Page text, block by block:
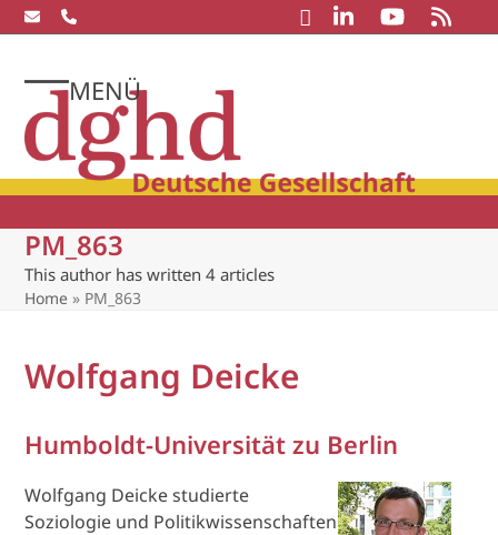
Skip
to
MENÜ
Open
mobile
menu
Close
mobile
menu
PM_863
This author has written 4 articles
Home » PM_863
Wolfgang Deicke
Humboldt-Universität zu Berlin
Wolfgang Deicke studierte
Soziologie und Politikwissenschaften